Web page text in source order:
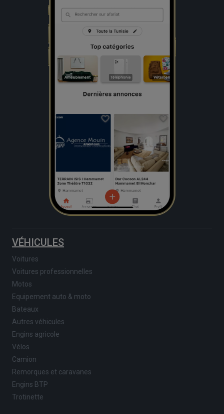
VÉHICULES
Voitures
Voitures professionnelles
Motos
Equipement auto & moto
Bateaux
Autres véhicules
Engins agricole
Vélos
Camion
Remorques et caravanes
Engins BTP
Trotinette